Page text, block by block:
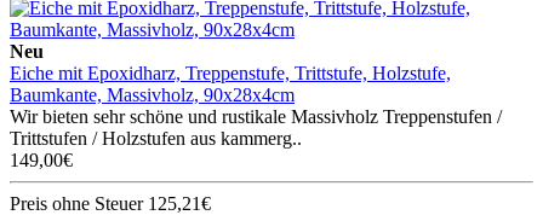
Neu
Eiche mit Epoxidharz, Treppenstufe, Trittstufe, Holzstufe,
Baumkante, Massivholz, 90x28x4cm
Wir bieten sehr schöne und rustikale Massivholz Treppenstufen /
Trittstufen / Holzstufen aus kammerg..
149,00€
Preis ohne Steuer 125,21€